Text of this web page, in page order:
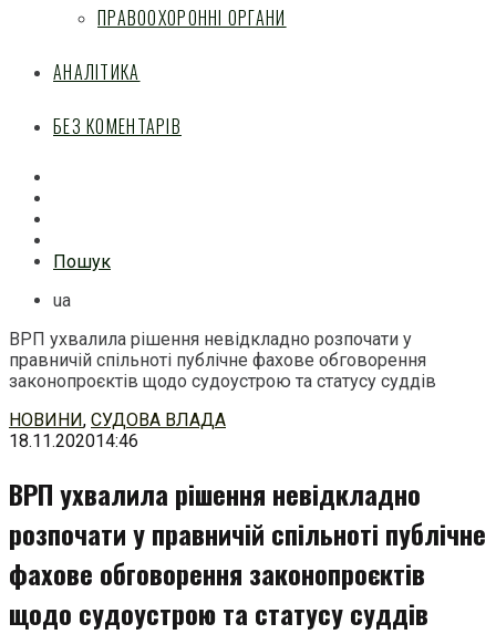
ПРАВООХОРОННІ ОРГАНИ
АНАЛІТИКА
БЕЗ КОМЕНТАРІВ
Пошук
ua
ВРП ухвалила рішення невідкладно розпочати у
правничій спільноті публічне фахове обговорення
законопроєктів щодо судоустрою та статусу суддів
Перейти
до
НОВИНИ, СУДОВА ВЛАДА
18.11.202014:46
ВРП ухвалила рішення невідкладно
розпочати у правничій спільноті публічне
фахове обговорення законопроєктів
щодо судоустрою та статусу суддів